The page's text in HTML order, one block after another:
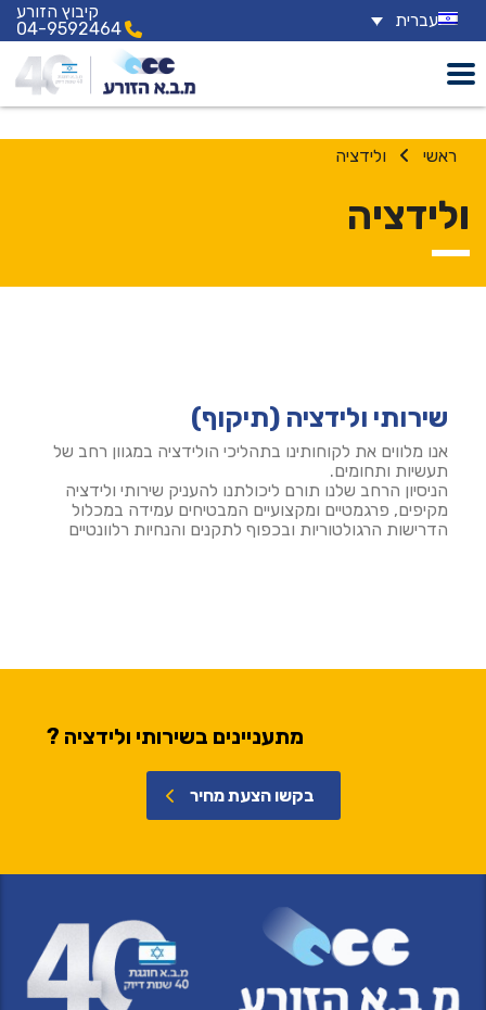
עברית
קיבוץ הזורע
04-9592464
ולידציה
ולידציה
שירותי ולידציה (תיקוף)
אנו מלווים את לקוחותינו בתהליכי הולידציה במגוון רחב של
תעשיות ותחומים.
הניסיון הרחב שלנו תורם ליכולתנו להעניק שירותי ולידציה
מקיפים, פרגמטיים ומקצועיים המבטיחים עמידה במכלול
הדרישות הרגולטוריות ובכפוף לתקנים והנחיות רלוונטיים
מתעניינים בשירותי ולידציה ?
בקשו הצעת מחיר